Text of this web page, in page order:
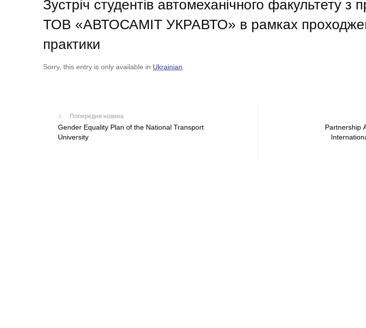
Зустріч студентів автомеханічного факультету з
ТОВ «АВТОСАМІТ УКРАВТО» в рамках
практики
Sorry, this entry is only available in Ukrainian
Попередня новина
Gender Equality Plan of the National Transport
University
Partnership